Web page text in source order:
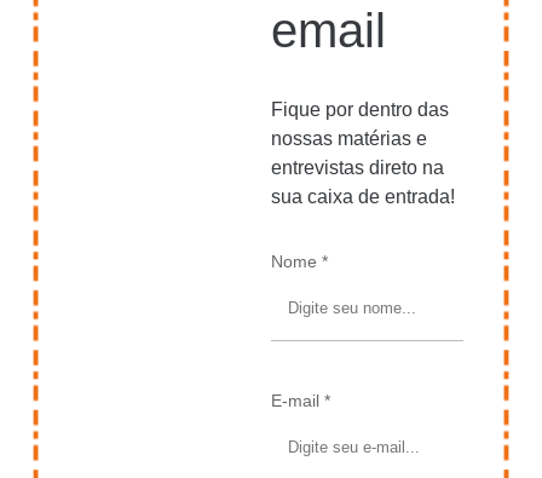
email
Fique por dentro das
nossas matérias e
entrevistas direto na
sua caixa de entrada!
Nome *
E-mail *